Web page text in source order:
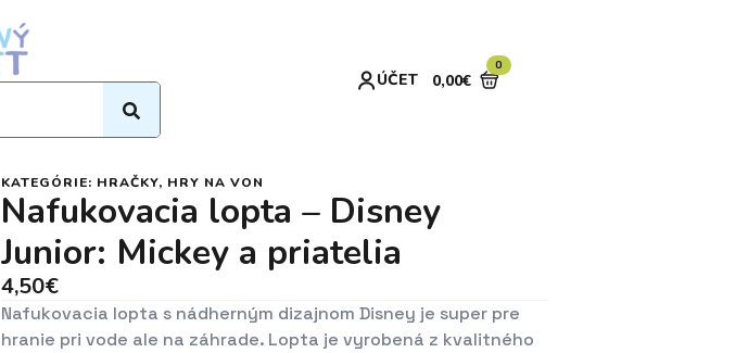
ÚČET 0,00€
0
KATEGÓRIE: HRAČKY, HRY NA VON
Nafukovacia lopta – Disney
Junior: Mickey a priatelia
4,50€
Nafukovacia lopta s nádherným dizajnom Disney je super pre
hranie pri vode ale na záhrade. Lopta je vyrobená z kvalitného